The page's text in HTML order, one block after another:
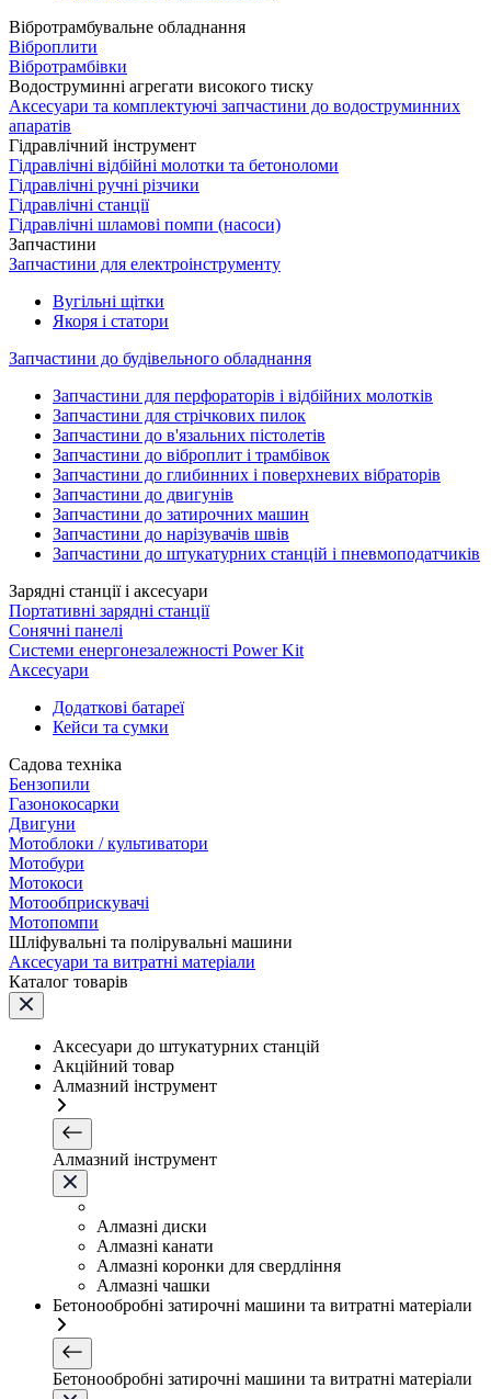
Вібротрамбувальне обладнання
Віброплити
Вібротрамбівки
Водоструминні агрегати високого тиску
Аксесуари та комплектуючі запчастини до водоструминних
апаратів
Гідравлічний інструмент
Гідравлічні відбійні молотки та бетоноломи
Гідравлічні ручні різчики
Гідравлічні станції
Гідравлічні шламові помпи (насоси)
Запчастини
Запчастини для електроінструменту
Вугільні щітки
Якоря і статори
Запчастини до будівельного обладнання
Запчастини для перфораторів і відбійних молотків
Запчастини для стрічкових пилок
Запчастини до в'язальних пістолетів
Запчастини до віброплит і трамбівок
Запчастини до глибинних і поверхневих вібраторів
Запчастини до двигунів
Запчастини до затирочних машин
Запчастини до нарізувачів швів
Запчастини до штукатурних станцій і пневмоподатчиків
Зарядні станції і аксесуари
Портативні зарядні станції
Сонячні панелі
Системи енергонезалежності Power Kit
Аксесуари
Додаткові батареї
Кейси та сумки
Садова техніка
Бензопили
Газонокосарки
Двигуни
Мотоблоки / культиватори
Мотобури
Мотокоси
Мотообприскувачі
Мотопомпи
Шліфувальні та полірувальні машини
Аксесуари та витратні матеріали
Каталог товарів
Аксесуари до штукатурних станцій
Акційний товар
Алмазний інструмент
Алмазний інструмент
Алмазні диски
Алмазні канати
Алмазні коронки для свердління
Алмазні чашки
Бетонообробні затирочні машини та витратні матеріали
Бетонообробні затирочні машини та витратні матеріали